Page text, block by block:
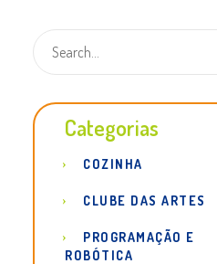
Categorias
COZINHA
CLUBE DAS ARTES
PROGRAMAÇÃO E
ROBÓTICA